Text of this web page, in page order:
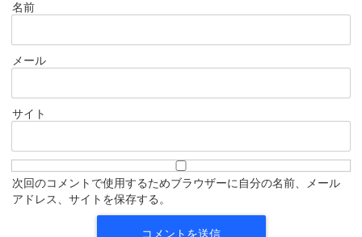
名前
メール
サイト
次回のコメントで使用するためブラウザーに自分の名前、メール
アドレス、サイトを保存する。